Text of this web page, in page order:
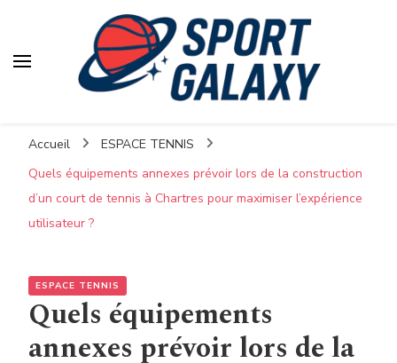
Accueil
ESPACE TENNIS
Quels équipements annexes prévoir lors de la construction
d’un court de tennis à Chartres pour maximiser l’expérience
utilisateur ?
ESPACE TENNIS
Quels équipements
annexes prévoir lors de la